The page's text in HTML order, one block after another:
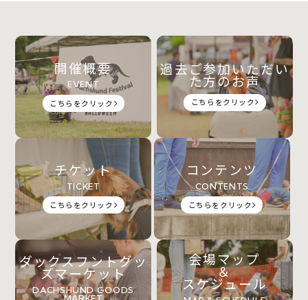
開催概要
EVENT
こちらをクリック
過去ご参加いただい
た方のお声
こちらをクリック
チケット
TICKET
こちらをクリック
コンテンツ
CONTENTS
こちらをクリック
ダックスフントグッ
ズマーケット
DACHSHUND GOODS
会場マップ
＆
スケジュール